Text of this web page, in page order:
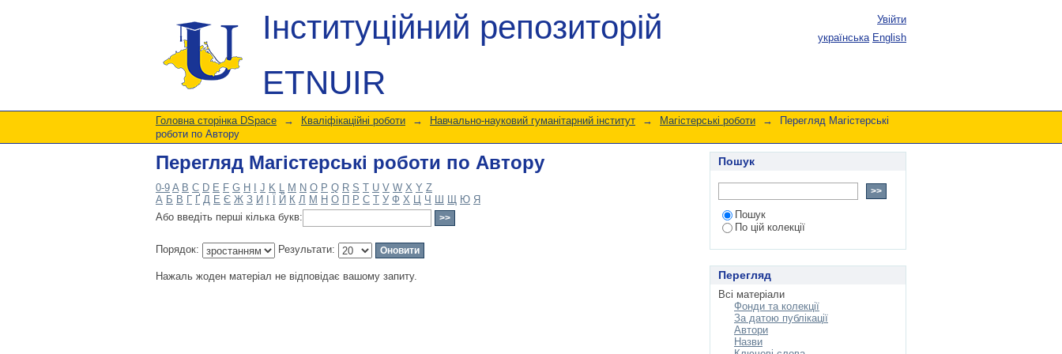
Інституційний репозиторій
ETNUIR
Перегляд Магістерські роботи по Автору
Увійти
українська English
Головна сторінка DSpace → Кваліфікаційні роботи → Навчально-науковий гуманітарний інститут → Магістерські роботи →
Перегляд Магістерські
роботи по Автору
Перегляд Магістерські роботи по Автору
0-9 A B C D E F G H J K L M N O P Q R S T U V W X Y Z
А Б В Г Ґ Д Е Є Ж З И Й К Л М Н О П Р С Т У Ф Х Ц Ч Ш Щ Ю Я
Або введіть перші кілька букв:
Порядок: Результати:
Нажаль жоден матеріал не відповідає вашому запиту.
Пошук
Пошук
По цій колекції
Перегляд
Всі матеріали
Фонди та колекції
За датою публікації
Автори
Назви